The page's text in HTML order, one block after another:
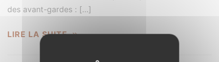
des avant-gardes : […]
LIRE LA SUITE